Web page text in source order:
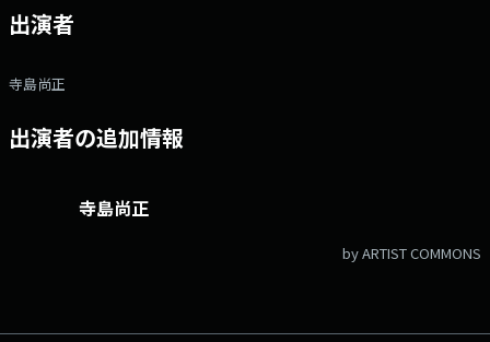
出演者
寺島尚正
出演者の追加情報
寺島尚正
by ARTIST COMMONS